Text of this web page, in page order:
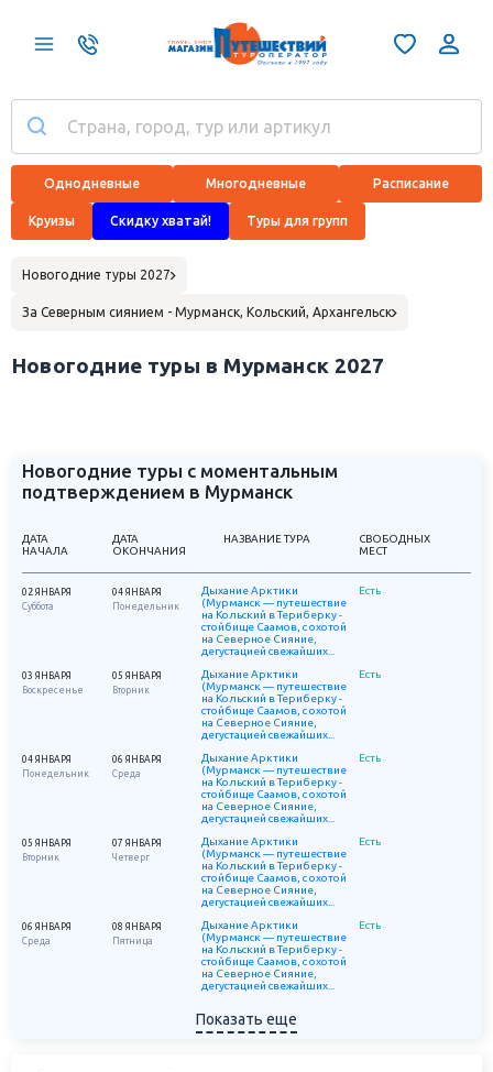
Однодневные Многодневные Расписание
Круизы Скидку хватай! Туры для групп
Новогодние туры 2027
За Северным сиянием - Мурманск, Кольский, Архангельск
Новогодние туры в Мурманск 2027
Новогодние туры с моментальным
подтверждением в Мурманск
ДАТА
НАЧАЛА
ДАТА
ОКОНЧАНИЯ
НАЗВАНИЕ ТУРА
СВОБОДНЫХ
МЕСТ
02 ЯНВАРЯ
Суббота
04 ЯНВАРЯ
Понедельник
Дыхание Арктики
(Мурманск — путешествие
на Кольский в Териберку -
стойбище Саамов, с охотой
на Северное Сияние,
дегустацией свежайших...
Есть
03 ЯНВАРЯ
Воскресенье
05 ЯНВАРЯ
Вторник
Дыхание Арктики
(Мурманск — путешествие
на Кольский в Териберку -
стойбище Саамов, с охотой
на Северное Сияние,
дегустацией свежайших...
Есть
04 ЯНВАРЯ
Понедельник
06 ЯНВАРЯ
Среда
Дыхание Арктики
(Мурманск — путешествие
на Кольский в Териберку -
стойбище Саамов, с охотой
на Северное Сияние,
дегустацией свежайших...
Есть
05 ЯНВАРЯ
Вторник
07 ЯНВАРЯ
Четверг
Дыхание Арктики
(Мурманск — путешествие
на Кольский в Териберку -
стойбище Саамов, с охотой
на Северное Сияние,
дегустацией свежайших...
Есть
06 ЯНВАРЯ
Среда
08 ЯНВАРЯ
Пятница
Дыхание Арктики
(Мурманск — путешествие
на Кольский в Териберку -
стойбище Саамов, с охотой
на Северное Сияние,
дегустацией свежайших...
Есть
Показать еще